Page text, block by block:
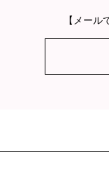
【メール